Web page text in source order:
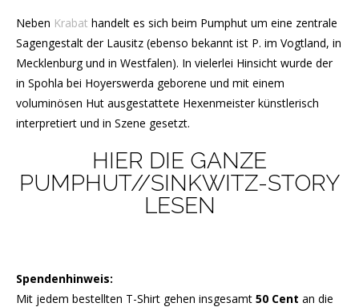
Neben Krabat handelt es sich beim Pumphut um eine zentrale
Sagengestalt der Lausitz (ebenso bekannt ist P. im Vogtland, in
Mecklenburg und in Westfalen). In vielerlei Hinsicht wurde der
in Spohla bei Hoyerswerda geborene und mit einem
voluminösen Hut ausgestattete Hexenmeister künstlerisch
interpretiert und in Szene gesetzt.
HIER DIE GANZE
PUMPHUT//SINKWITZ-STORY
LESEN
Spendenhinweis:
Mit jedem bestellten T-Shirt gehen insgesamt 50 Cent an die